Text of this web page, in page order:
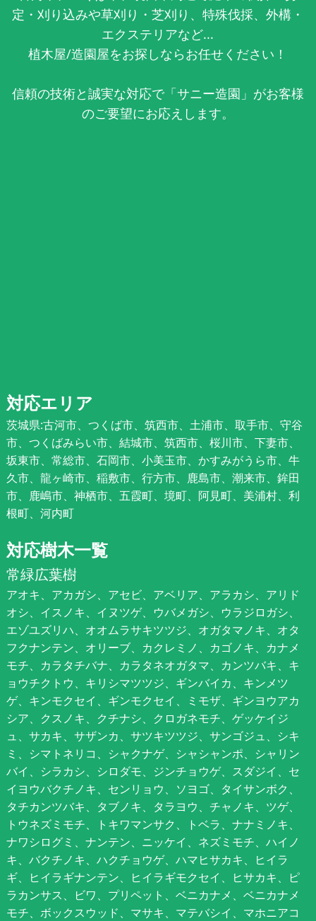
定・刈り込みや草刈り・芝刈り、特殊伐採、外構・
エクステリアなど...
植木屋/造園屋をお探しならお任せください！
信頼の技術と誠実な対応で「サニー造園」がお客様
のご要望にお応えします。
対応エリア
茨城県:古河市、つくば市、筑西市、土浦市、取手市、守谷
市、つくばみらい市、結城市、筑西市、桜川市、下妻市、
坂東市、常総市、石岡市、小美玉市、かすみがうら市、牛
久市、龍ヶ崎市、稲敷市、行方市、鹿島市、潮来市、鉾田
市、鹿嶋市、神栖市、五霞町、境町、阿見町、美浦村、利
根町、河内町
対応樹木一覧
常緑広葉樹
アオキ、アカガシ、アセビ、アベリア、アラカシ、アリド
オシ、イスノキ、イヌツゲ、ウバメガシ、ウラジロガシ、
エゾユズリハ、オオムラサキツツジ、オガタマノキ、オタ
フクナンテン、オリーブ、カクレミノ、カゴノキ、カナメ
モチ、カラタチバナ、カラタネオガタマ、カンツバキ、キ
ョウチクトウ、キリシマツツジ、ギンバイカ、キンメツ
ゲ、キンモクセイ、ギンモクセイ、ミモザ、ギンヨウアカ
シア、クスノキ、クチナシ、クロガネモチ、ゲッケイジ
ュ、サカキ、サザンカ、サツキツツジ、サンゴジュ、シキ
ミ、シマトネリコ、シャクナゲ、シャシャンポ、シャリン
バイ、シラカシ、シロダモ、ジンチョウゲ、スダジイ、セ
イヨウバクチノキ、センリョウ、ソヨゴ、タイサンボク、
タチカンツバキ、タブノキ、タラヨウ、チャノキ、ツゲ、
トウネズミモチ、トキワマンサク、トベラ、ナナミノキ、
ナワシログミ、ナンテン、ニッケイ、ネズミモチ、ハイノ
キ、バクチノキ、ハクチョウゲ、ハマヒサカキ、ヒイラ
ギ、ヒイラギナンテン、ヒイラギモクセイ、ヒサカキ、ピ
ラカンサス、ビワ、プリペット、ベニカナメ、ベニカナメ
モチ、ボックスウッド、マサキ、マテバシイ、マホニアコ